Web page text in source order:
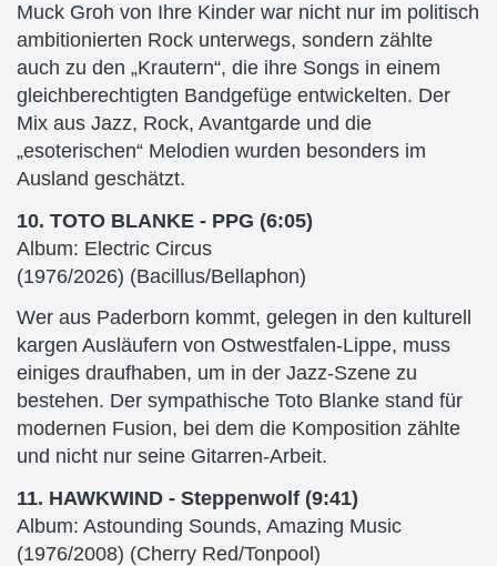
Muck Groh von Ihre Kinder war nicht nur im politisch
ambitionierten Rock unterwegs, sondern zählte
auch zu den „Krautern“, die ihre Songs in einem
gleichberechtigten Bandgefüge entwickelten. Der
Mix aus Jazz, Rock, Avantgarde und die
„esoterischen“ Melodien wurden besonders im
Ausland geschätzt.
10. TOTO BLANKE - PPG (6:05)
Album: Electric Circus
(1976/2026) (Bacillus/Bellaphon)
Wer aus Paderborn kommt, gelegen in den kulturell
kargen Ausläufern von Ostwestfalen-Lippe, muss
einiges draufhaben, um in der Jazz-Szene zu
bestehen. Der sympathische Toto Blanke stand für
modernen Fusion, bei dem die Komposition zählte
und nicht nur seine Gitarren-Arbeit.
11. HAWKWIND - Steppenwolf (9:41)
Album: Astounding Sounds, Amazing Music
(1976/2008) (Cherry Red/Tonpool)